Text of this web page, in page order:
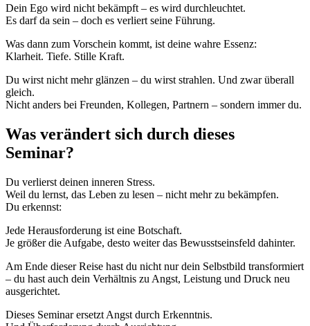
Dein Ego wird nicht bekämpft – es wird durchleuchtet.
Es darf da sein – doch es verliert seine Führung.
Was dann zum Vorschein kommt, ist deine wahre Essenz:
Klarheit. Tiefe. Stille Kraft.
Du wirst nicht mehr glänzen – du wirst strahlen. Und zwar überall
gleich.
Nicht anders bei Freunden, Kollegen, Partnern – sondern immer du.
Was verändert sich durch dieses
Seminar?
Du verlierst deinen inneren Stress.
Weil du lernst, das Leben zu lesen – nicht mehr zu bekämpfen.
Du erkennst:
Jede Herausforderung ist eine Botschaft.
Je größer die Aufgabe, desto weiter das Bewusstseinsfeld dahinter.
Am Ende dieser Reise hast du nicht nur dein Selbstbild transformiert
– du hast auch dein Verhältnis zu Angst, Leistung und Druck neu
ausgerichtet.
Dieses Seminar ersetzt Angst durch Erkenntnis.